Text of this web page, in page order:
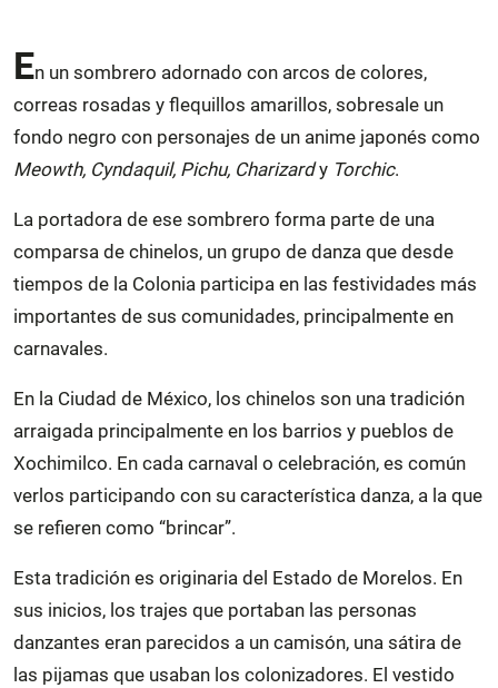
En un sombrero adornado con arcos de colores,
correas rosadas y flequillos amarillos, sobresale un
fondo negro con personajes de un anime japonés como
Meowth, Cyndaquil, Pichu, Charizardy Torchic.
La portadora de ese sombrero forma parte de una
comparsa de chinelos, un grupo de danza que desde
tiempos de la Colonia participa en las festividades más
importantes de sus comunidades, principalmente en
carnavales.
En la Ciudad de México, los chinelos son una tradición
arraigada principalmente en los barrios y pueblos de
Xochimilco. En cada carnaval o celebración, es común
verlos participando con su característica danza, a la que
se refieren como “brincar”.
Esta tradición es originaria del Estado de Morelos. En
sus inicios, los trajes que portaban las personas
danzantes eran parecidos a un camisón, una sátira de
las pijamas que usaban los colonizadores. El vestido